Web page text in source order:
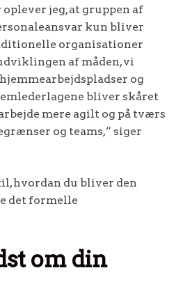
jeg, at gruppen af
kun bliver
organisationer
af måden, vi
og
bliver skåret
mere agilt og på tværs
og teams,” siger
hvordan du bliver den
det formelle
om din